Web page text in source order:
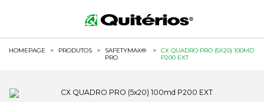
HOMEPAGE > PRODUTOS >
SAFETYMAX®
PRO
>
CX QUADRO PRO (5X20) 100MD
P200 EXT